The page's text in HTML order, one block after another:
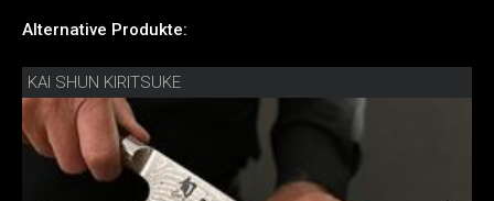
Alternative Produkte:
KAI SHUN KIRITSUKE